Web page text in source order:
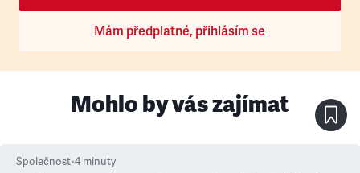
Mám předplatné, přihlásím se
Mohlo by vás zajímat
Společnost•4 minuty